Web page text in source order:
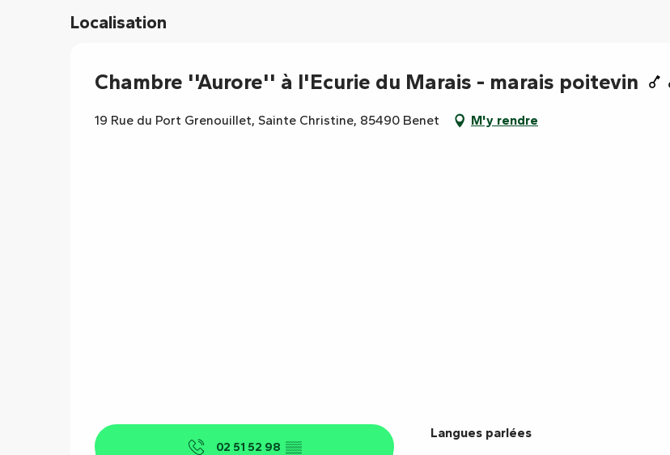
Localisation
Chambre ''Aurore'' à l'Ecurie du Marais - marais poitevin
19 Rue du Port Grenouillet, Sainte Christine, 85490 Benet M'y rendre
02 51 52 98 ▒▒
Langues parlées
Langues parlées